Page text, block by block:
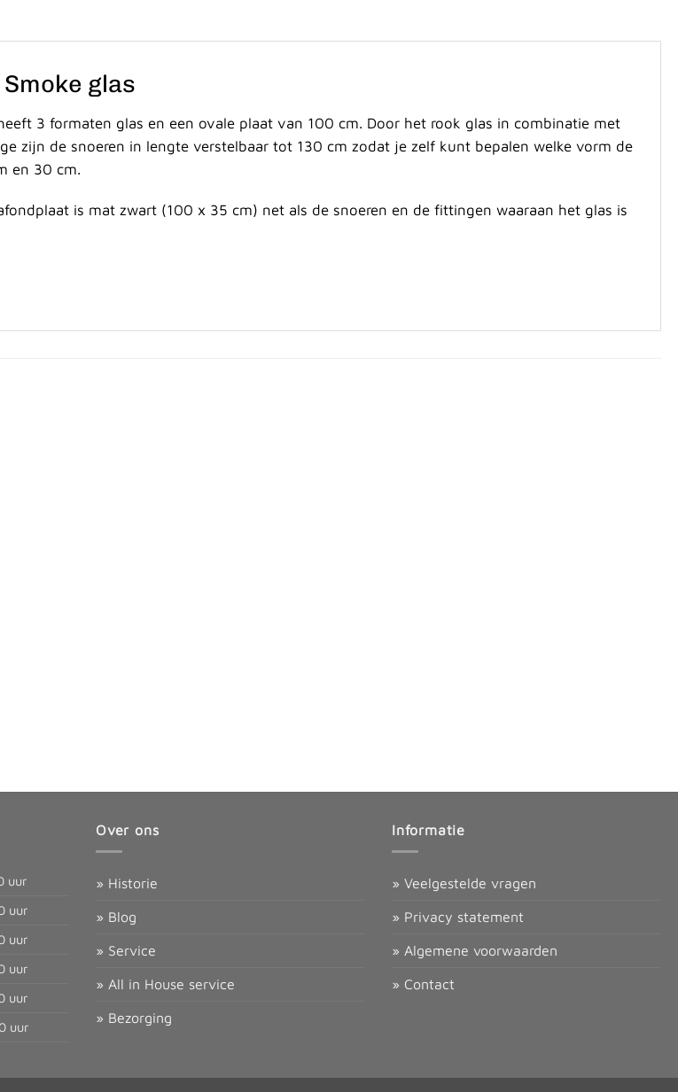
Smoke glas
3 formaten glas en een ovale plaat van 100 cm. Door het rook glas in combinatie met
zijn de snoeren in lengte verstelbaar tot 130 cm zodat je zelf kunt bepalen welke vorm de
en 30 cm.
is mat zwart (100 x 35 cm) net als de snoeren en de fittingen waaraan het glas is
uur
uur
uur
uur
uur
uur
Over ons
» Historie
» Blog
» Service
» All in House service
» Bezorging
Informatie
» Veelgestelde vragen
» Privacy statement
» Algemene voorwaarden
» Contact